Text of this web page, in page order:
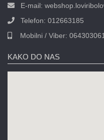
E-mail:
Telefon: 012663185
Mobilni / Viber:
KAKO DO NAS